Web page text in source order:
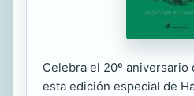
Celebra el 20º aniversario
esta edición especial de